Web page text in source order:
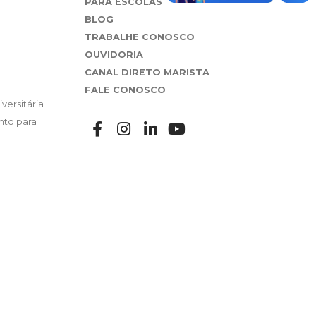
para
BLOG
TRABALHE CONOSCO
OUVIDORIA
CANAL DIRETO MARISTA
FALE CONOSCO